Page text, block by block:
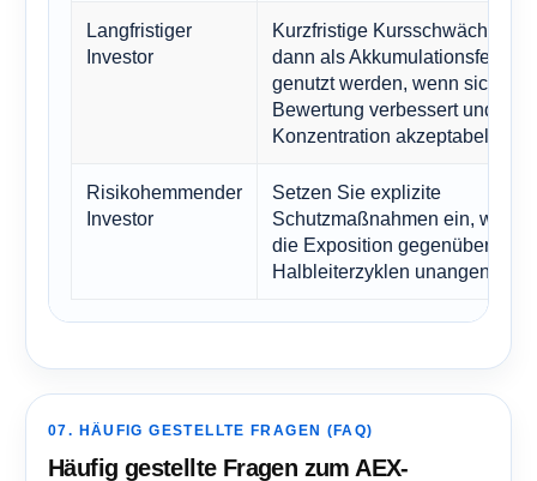
Langfristiger
Investor
Kurzfristige Kursschwäche
dann als Akkumulationsfenster
genutzt werden, wenn sich die
Bewertung verbessert und die
Konzentration akzeptabel
Risikohemmender
Investor
Setzen Sie explizite
Schutzmaßnahmen ein, wenn
die Exposition gegenüber
Halbleiterzyklen unangenehm
07. HÄUFIG GESTELLTE FRAGEN (FAQ)
Häufig gestellte Fragen zum AEX-